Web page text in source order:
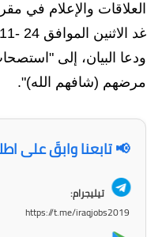
العلاقات والإعلام في
غد الاثنين الموافق 24 -11- 2025 ولمدة ثلاثة أيام".
ودعا البيان، إلى
مرضهم (شافهم الله)".
📢 تابعنا وابقَ على
تيليجرام:
https://t.me/iraqjobs2019